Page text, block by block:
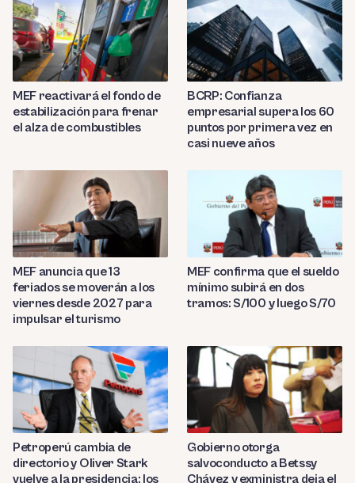
MEF reactivará el fondo de
estabilización para frenar
el alza de combustibles
BCRP: Confianza
empresarial supera los 60
puntos por primera vez en
casi nueve años
MEF anuncia que 13
feriados se moverán a los
viernes desde 2027 para
impulsar el turismo
MEF confirma que el sueldo
mínimo subirá en dos
tramos: S/100 y luego S/70
Petroperú cambia de
directorio y Oliver Stark
vuelve a la presidencia: los
Gobierno otorga
salvoconducto a Betssy
Chávez y exministra deja el